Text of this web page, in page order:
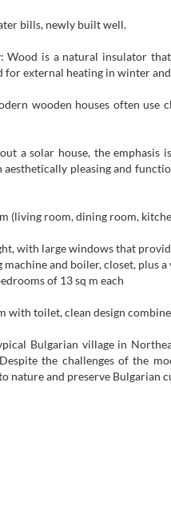
bills, newly built well.
Wood is a natural insulator
for external heating in winter
wooden houses often use
a solar house, the
aesthetically pleasing and
(living room, dining room,
with large windows that
and boiler, closet, plus a
of 13 sq m each
with toilet, clean design
Bulgarian village in
the challenges of the
nature and preserve Bulgarian